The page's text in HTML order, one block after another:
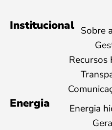
Institucional Sobre
Recursos
Energia
Energia